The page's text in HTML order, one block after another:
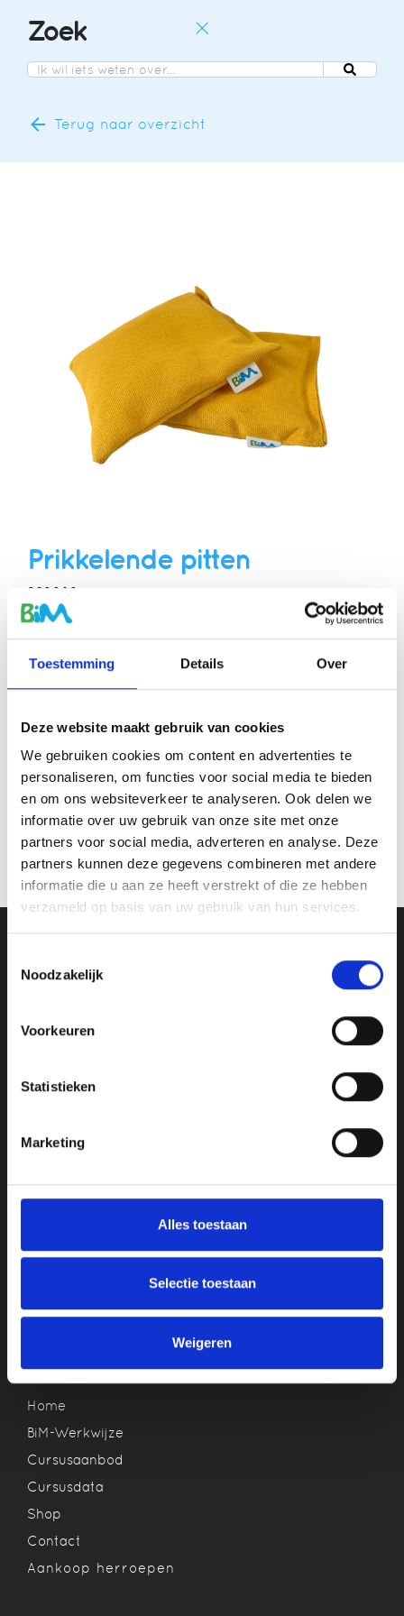
Toestemming Details Over
Deze website maakt gebruik van cookies
We gebruiken cookies om content en advertenties te
personaliseren, om functies voor social media te bieden
en om ons websiteverkeer te analyseren. Ook delen we
informatie over uw gebruik van onze site met onze
partners voor social media, adverteren en analyse. Deze
partners kunnen deze gegevens combineren met andere
informatie die u aan ze heeft verstrekt of die ze hebben
verzameld op basis van uw gebruik van hun services.
Noodzakelijk
Voorkeuren
Statistieken
Marketing
Alles toestaan
Selectie toestaan
Weigeren
Zoek
Terug naar overzicht
Prikkelende pitten
020080
Set van 2 pittenzakjes
Bijbehorende essentiële olie: Kruidnagel
€ 9,50
Bestellen
Wil je op de hoogte gehouden worden over BiM?
Snel naar
Home
BiM-Werkwijze
Cursusaanbod
Cursusdata
Shop
Contact
Aankoop herroepen